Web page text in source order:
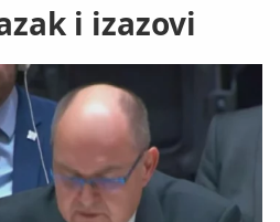
i izazovi